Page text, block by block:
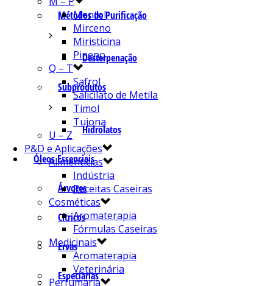
Métodos de Purificação
Desterpenação
Subprodutos
Hidrolatos
Óleos Essenciais
Árvores
Cítricos
Ervas
Especiarias
Mentol
Mirceno
Miristicina
Pineno
Q – T
Safrol
Salicilato de Metila
Timol
Tujona
U – Z
P&D e Aplicações
Alimentícias
Indústria
Receitas Caseiras
Cosméticas
Aromaterapia
Fórmulas Caseiras
Medicinais
Aromaterapia
Veterinária
Perfumaria